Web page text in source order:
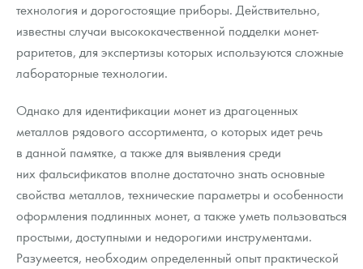
технология и дорогостоящие приборы. Действительно,
известны случаи высококачественной подделки монет-
раритетов, для экспертизы которых используются сложные
лабораторные технологии.
Однако для идентификации монет из драгоценных
металлов рядового ассортимента, о которых идет речь
в данной памятке, а также для выявления среди
них фальсификатов вполне достаточно знать основные
свойства металлов, технические параметры и особенности
оформления подлинных монет, а также уметь пользоваться
простыми, доступными и недорогими инструментами.
Разумеется, необходим определенный опыт практической